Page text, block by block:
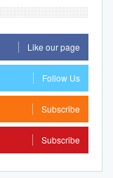
Like our page
Follow Us
Subscribe
Subscribe